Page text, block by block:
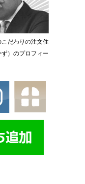
だわりの注文住
）のプロフィー